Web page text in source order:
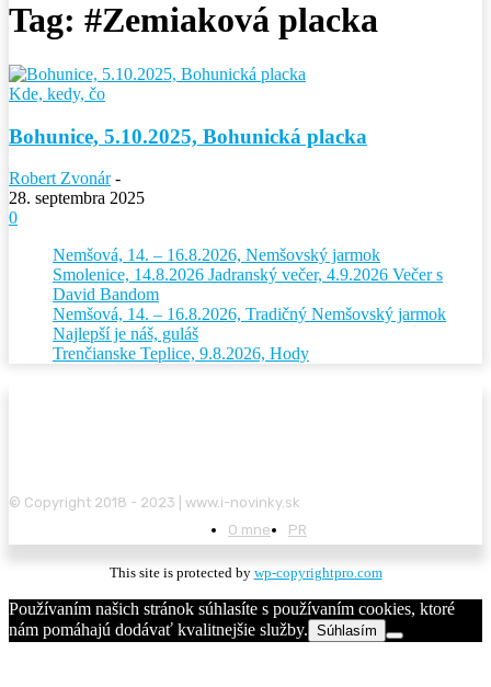
Tag: #Zemiaková placka
Kde, kedy, čo
Bohunice, 5.10.2025, Bohunická placka
Robert Zvonár -
28. septembra 2025
0
Nemšová, 14. – 16.8.2026, Nemšovský jarmok
Smolenice, 14.8.2026 Jadranský večer, 4.9.2026 Večer s
David Bandom
Nemšová, 14. – 16.8.2026, Tradičný Nemšovský jarmok
Najlepší je náš, guláš
Trenčianske Teplice, 9.8.2026, Hody
© Copyright 2018 - 2023 | www.i-novinky.sk
O mne
PR
This site is protected by wp-copyrightpro.com
Používaním našich stránok súhlasíte s používaním cookies, ktoré
nám pomáhajú dodávať kvalitnejšie služby. Súhlasím